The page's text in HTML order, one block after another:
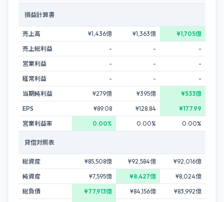
損益計算書
売上高 ¥1,436億 ¥1,363億
¥1,705億
売上総利益
- -
-
営業利益
- -
-
経常利益
- -
-
当期純利益
¥279億 ¥395億
¥533億
EPS
¥89.08 ¥128.84
¥177.99
営業利益率
0.00% 0.00% 0.00%
貸借対照表
総資産 ¥85,508億 ¥92,584億
¥92,016億
純資産
¥7,595億 ¥8,427億
¥8,024億
総負債
¥77,913億 ¥84,156億
¥83,992億